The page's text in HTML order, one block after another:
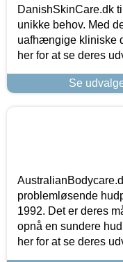
DanishSkinCare.dk
unikke behov. Med
uafhængige kliniske
her for at se deres
Se
problemløsende
1992. Det er deres
opnå en sundere
her for at se deres